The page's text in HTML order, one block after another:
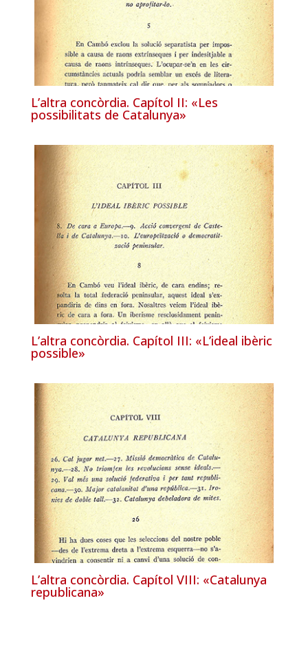
L’altra concòrdia. Capítol II: «Les
possibilitats de Catalunya»
L’altra concòrdia. Capítol III: «L’ideal ibèric
possible»
L’altra concòrdia. Capítol VIII: «Catalunya
republicana»